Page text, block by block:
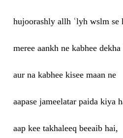
hujoorashly allh ʿlyh wslm se
meree aankh ne kabhee dekha
aur na kabhee kisee maan ne
aapase jameelatar paida kiya
aap kee takhaleeq beeaib hai,